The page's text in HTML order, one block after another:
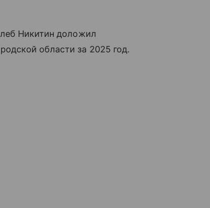
Никитин доложил
области за 2025 год.